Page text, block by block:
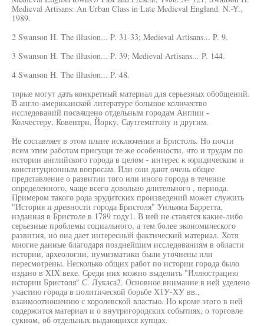
Medieval Artisans: An Urban Class in Late Medieval England. N.-Y.,
1989.
2 Swanson H. The illusion... P. 31-33; Medieval Artisans... P. 9.
3 Swanson H. The illusion... P. 39; Medieval Artisans... P. 144.
4 Swanson H. The illusion... P. 48.
торые могут дать конкретный материал для серьезных обобщений.
В англо-американской литературе большое количество
исследований посвящено отдельным городам Англии -
Колчестеру, Ковентри, Йорку, Саутгемптону и другим.
Не составляет в этом плане исключения и Бристоль. Но почти
всем этим работам присущи те же особенности, что и трудам по
истории английского города в целом - интерес к юридическим и
конституционным вопросам. Или они дают очень общее
представление о развитии того или иного города в течение
определенного, чаще всего довольно длительного , периода.
Примером такого рода эрудитских произведений может служить
"История и древности города Бристоля" Уильяма Барретта,
изданная в Бристоле в 1789 году1. В ней не ставятся какие-либо
серьезные проблемы социального, а тем более экономического
развития, но она дает интересный фактический материал. Хотя
многие данные благодаря позднейшим исследованиям в области
истории, археологии, нумизматики были уточнены или
пересмотрены. Несколько общих работ по истории города было
издано в XIX веке. Среди них можно выделить "Иллюстрацию
истории Бристоля" С. Лукаса2. Основное внимание в ней уделено
участию города в политической борьбе Х1У-ХУ вв.,
взаимоотношению с королевской властью. Но кроме этого в ней
содержится материал и о внутригородских событиях, о торговле
сукном, об отдельных выдающихся купцах.